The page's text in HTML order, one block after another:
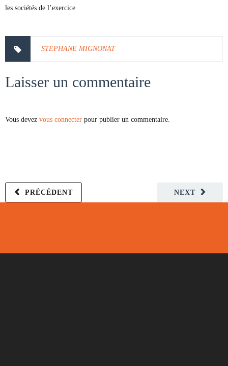
les sociétés de l’exercice
STEPHANE MIGNONAT
Laisser un commentaire
Vous devez vous connecter pour publier un commentaire.
NEXT
PRÉCÉDENT